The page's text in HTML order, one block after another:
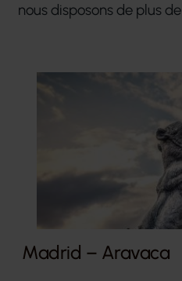
nous disposons de plus de
Madrid – Aravaca